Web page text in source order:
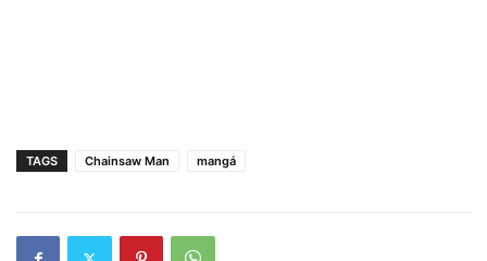
TAGS Chainsaw Man mangá